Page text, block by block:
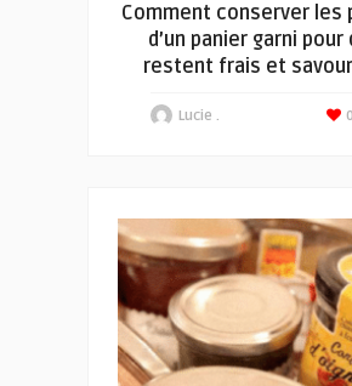
Comment conserver les
d’un panier garni pour
restent frais et
Lucie . 0